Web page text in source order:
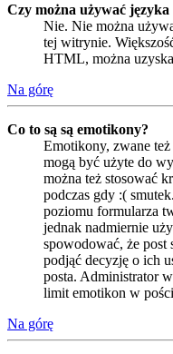
Czy można używać
Nie. Nie można
tej witrynie.
HTML, można
Na górę
Co to są są emotikony?
Emotikony, zwane
mogą być użyte do
można też stosować
podczas gdy :(
poziomu formularza
jednak nadmiernie
spowodować, że post
podjąć decyzję o ich
posta. Administrator
limit emotikon w
Na górę